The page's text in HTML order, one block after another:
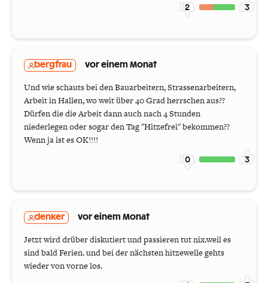
2 3
bergfrau vor einem Monat
Und wie schauts bei den Bauarbeitern, Strassenarbeitern,
Arbeit in Hallen, wo weit über 40 Grad herrschen aus??
Dürfen die die Arbeit dann auch nach 4 Stunden
niederlegen oder sogar den Tag "Hitzefrei" bekommen??
Wenn ja ist es OK!!!!
0 3
denker vor einem Monat
Jetzt wird drüber diskutiert und passieren tut nix.weil es
sind bald Ferien. und bei der nächsten hitzewelle gehts
wieder von vorne los.